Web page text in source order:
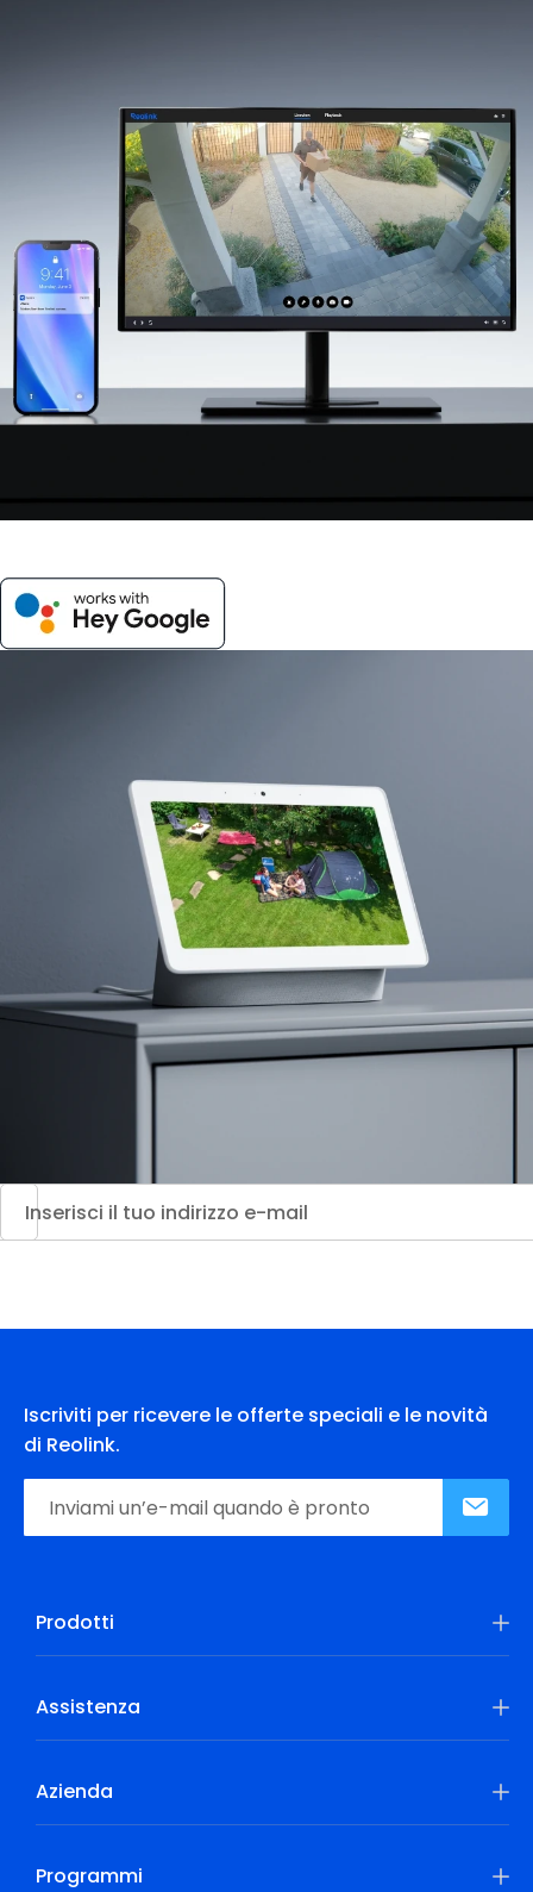
Iscriviti per ricevere le offerte speciali e le novità
di Reolink.
Prodotti
Assistenza
Azienda
Programmi